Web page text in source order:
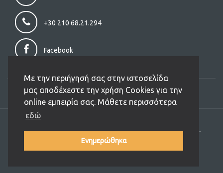
Με την περιήγησή σας στην ιστοσελίδα
μας αποδέχεστε την χρήση Cookies για την
online εμπειρία σας. Μάθετε περισσότερα
εδώ
Ενημερώθηκα
+30 210 68.21.294
Facebook
Copyright (C) 2026 Ikarospet.gr. All Rights Reserved.
Designed and Developed byJIT